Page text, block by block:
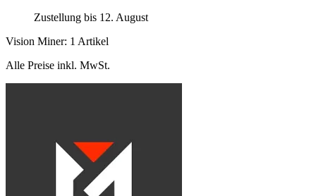
Zustellung bis 12. August
Vision Miner: 1 Artikel
Alle Preise inkl. MwSt.